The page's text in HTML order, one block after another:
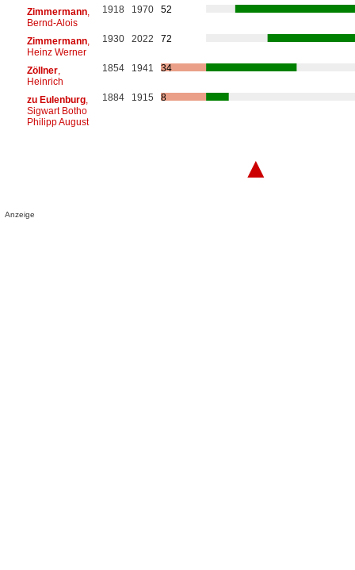
Zimmermann,
Bernd-Alois
1918 1970 52
Zimmermann,
Heinz Werner
1930 2022 72
Zöllner,
Heinrich
1854 1941 34
zu Eulenburg,
Sigwart Botho
Philipp August
1884 1915 8
▲
Anzeige